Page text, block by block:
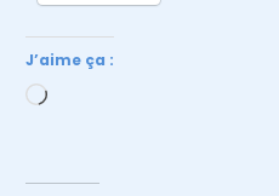
J’aime ça :
Chargement…